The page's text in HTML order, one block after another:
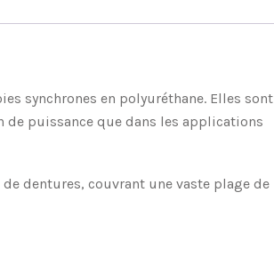
synchrones en polyuréthane. Elles sont
puissance que dans les applications
dentures, couvrant une vaste plage de